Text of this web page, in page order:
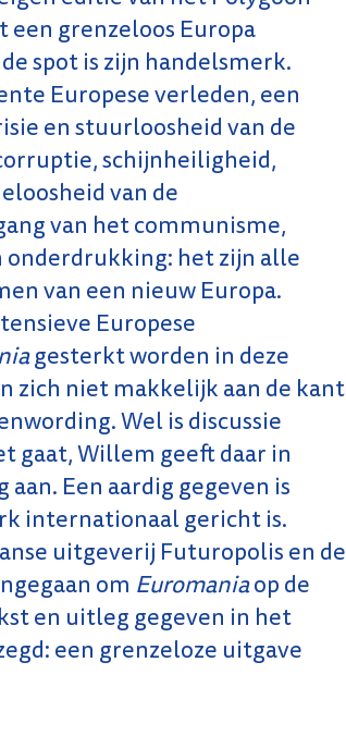
grenzeloos Europa
spot is zijn handelsmerk.
Europese verleden, een
en stuurloosheid van de
schijnheiligheid,
van de
van het communisme,
het zijn alle
van een nieuw Europa.
Europese
gesterkt worden in deze
zich niet makkelijk aan de kant
Wel is discussie
gaat, Willem geeft daar in
Een aardig gegeven is
internationaal gericht is.
uitgeverij Futuropolis en de
om Euromaniaop de
en uitleg gegeven in het
een grenzeloze uitgave